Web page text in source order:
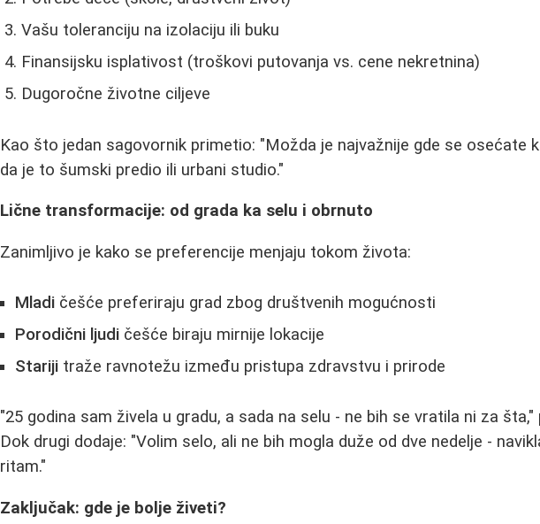
Vašu toleranciju na izolaciju ili buku
Finansijsku isplativost (troškovi putovanja vs. cene nekretnina)
Dugoročne životne ciljeve
Kao što jedan sagovornik primetio: "Možda je najvažnije gde se osećate
da je to šumski predio ili urbani studio."
Lične transformacije: od grada ka selu i obrnuto
Zanimljivo je kako se preferencije menjaju tokom života:
Mladi češće preferiraju grad zbog društvenih mogućnosti
Porodični ljudi češće biraju mirnije lokacije
Stariji traže ravnotežu između pristupa zdravstvu i prirode
"25 godina sam živela u gradu, a sada na selu - ne bih se vratila ni za
Dok drugi dodaje: "Volim selo, ali ne bih mogla duže od dve nedelje -
ritam."
Zaključak: gde je bolje živeti?